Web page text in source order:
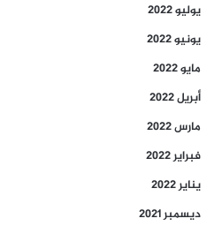
يوليو 2022
يونيو 2022
مايو 2022
أبريل 2022
مارس 2022
فبراير 2022
يناير 2022
ديسمبر 2021